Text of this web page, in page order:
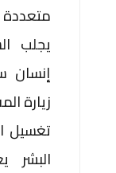
متعددة
يجلب
إنسان
زيارة
تغسيل
البشر